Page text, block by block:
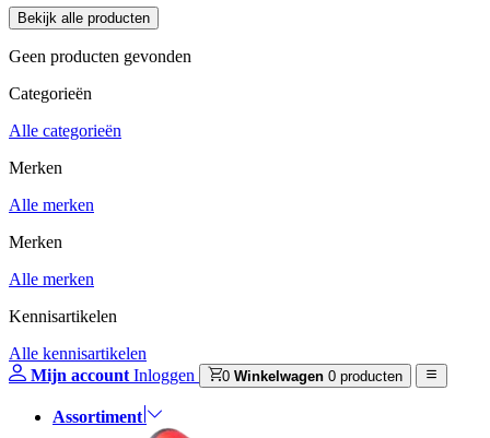
Geen producten gevonden
Categorieën
Alle categorieën
Merken
Alle merken
Merken
Alle merken
Kennisartikelen
Alle kennisartikelen
Mijn account Inloggen 0 Winkelwagen 0 producten
Assortiment